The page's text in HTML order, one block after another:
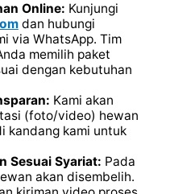
Online: Kunjungi
dan hubungi
via WhatsApp. Tim
memilih paket
dengan kebutuhan
Kami akan
(foto/video) hewan
kandang kami untuk
Sesuai Syariat: Pada
akan disembelih.